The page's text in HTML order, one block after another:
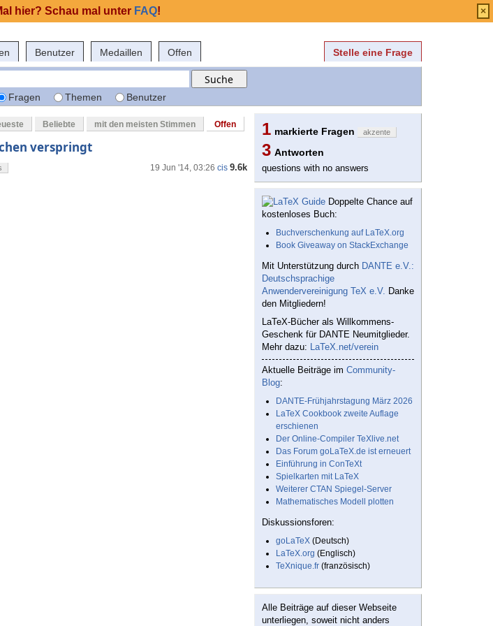
Benutzer Medaillen Offen Stelle eine Frage
Fragen Themen Benutzer
Beliebte mit den meisten Stimmen Offen
verspringt
19 Jun '14, 03:26 cis 9.6k
1 markierte Fragen akzente
3 Antworten
questions with no answers
Doppelte Chance auf
kostenloses Buch:
Buchverschenkung auf LaTeX.org
Book Giveaway on StackExchange
Mit Unterstützung durch DANTE e.V.:
Deutschsprachige
Anwendervereinigung TeX e.V. Danke
den Mitgliedern!
LaTeX-Bücher als Willkommens-
Geschenk für DANTE Neumitglieder.
Mehr dazu: LaTeX.net/verein
Aktuelle Beiträge im Community-
Blog:
DANTE-Frühjahrstagung März 2026
LaTeX Cookbook zweite Auflage
erschienen
Der Online-Compiler TeXlive.net
Das Forum goLaTeX.de ist erneuert
Einführung in ConTeXt
Spielkarten mit LaTeX
Weiterer CTAN Spiegel-Server
Mathematisches Modell plotten
Diskussionsforen:
goLaTeX (Deutsch)
LaTeX.org (Englisch)
TeXnique.fr (französisch)
Alle Beiträge auf dieser Webseite
unterliegen, soweit nicht anders
hier? Schau mal unter FAQ! ×